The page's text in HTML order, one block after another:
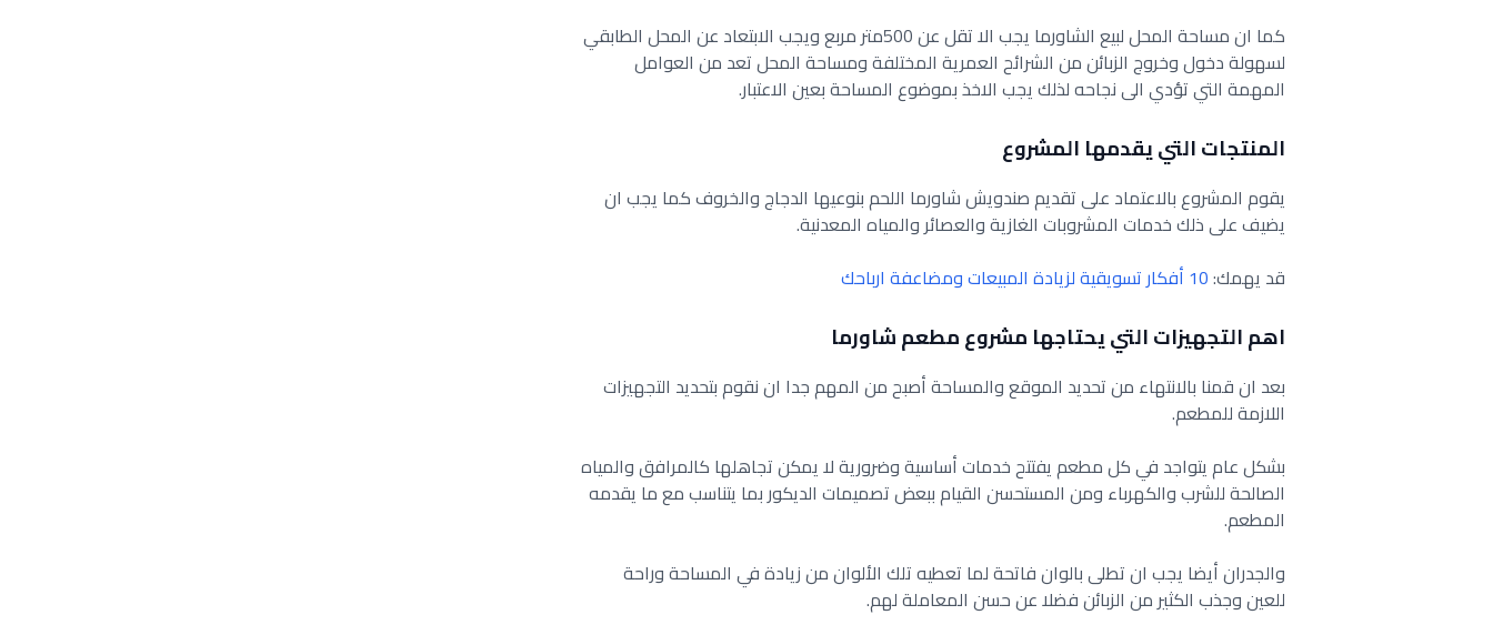
كما ان مساحة المحل لبيع الشاورما يجب الا تقل عن 500متر مربع ويجب الابتعاد عن المحل الطابقي
لسهولة دخول وخروج الزبائن من الشرائح العمرية المختلفة ومساحة المحل تعد من العوامل
المهمة التي تؤدي الى نجاحه لذلك يجب الاخذ بموضوع المساحة بعين الاعتبار.
المنتجات التي يقدمها المشروع
يقوم المشروع بالاعتماد على تقديم صندويش شاورما اللحم بنوعيها الدجاج والخروف كما يجب ان
يضيف على ذلك خدمات المشروبات الغازية والعصائر والمياه المعدنية.
قد يهمك:10 أفكار تسويقية لزيادة المبيعات ومضاعفة ارباحك
اهم التجهيزات التي يحتاجها مشروع مطعم شاورما
بعد ان قمنا بالانتهاء من تحديد الموقع والمساحة أصبح من المهم جدا ان نقوم بتحديد التجهيزات
اللازمة للمطعم.
بشكل عام يتواجد في كل مطعم يفتتح خدمات أساسية وضرورية لا يمكن تجاهلها كالمرافق والمياه
الصالحة للشرب والكهرباء ومن المستحسن القيام ببعض تصميمات الديكور بما يتناسب مع ما يقدمه
المطعم.
والجدران أيضا يجب ان تطلى بالوان فاتحة لما تعطيه تلك الألوان من زيادة في المساحة وراحة
للعين وجذب الكثير من الزبائن فضلا عن حسن المعاملة لهم.